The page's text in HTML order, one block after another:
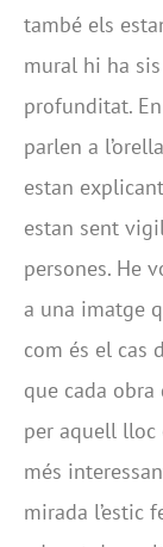
també els
mural hi ha
profunditat.
parlen a
estan
estan sent
persones. He
a una imatge
com és el cas
que cada
per aquell lloc
més
mirada l’estic